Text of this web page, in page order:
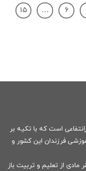
۶ … ۱۵
است که با تکیه بر
فرزندان این کشور و
از تعلیم و تربیت باز